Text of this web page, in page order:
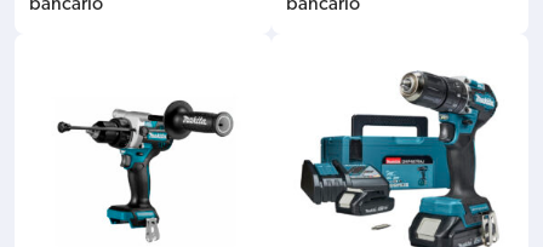
bancário
bancário